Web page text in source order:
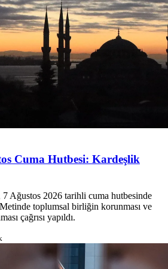
Cuma Hutbesi: Kardeşlik
7 Ağustos 2026 tarihli cuma hutbesinde
toplumsal birliğin korunması ve
çağrısı yapıldı.